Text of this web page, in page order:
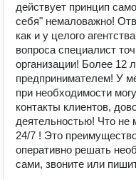
действует принцип
себя" немаловажно!
как и у целого
вопроса специалист
организации! Более 12
предпринимателем! У
при необходимости
контакты клиентов,
деятельностью! Что не
24/7 ! Это
оперативно решать
сами, звоните или